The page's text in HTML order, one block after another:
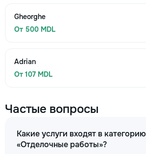
Gheorghe
От 500 MDL
Adrian
От 107 MDL
Частые вопросы
Какие услуги входят в категорию
«Отделочные работы»?